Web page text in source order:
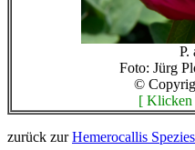
P.
Foto: Jürg
©
[
zurück zurHemerocallis